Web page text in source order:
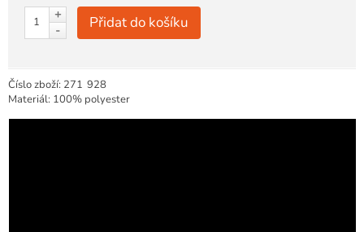
+
-
Přidat do košíku
Číslo zboží: 271 928
Materiál: 100% polyester